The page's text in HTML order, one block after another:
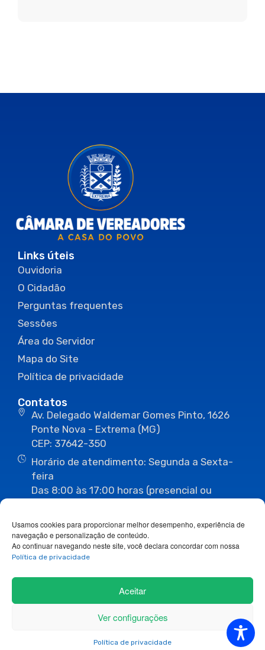
Usamos cookies para proporcionar melhor desempenho, experiência de
navegação e personalização de conteúdo.
Ao continuar navegando neste site, você declara concordar com nossa
Política de privacidade
Aceitar
Ver configurações
Política de privacidade
Links úteis
Ouvidoria
O Cidadão
Perguntas frequentes
Sessões
Área do Servidor
Mapa do Site
Política de privacidade
Contatos
Av. Delegado Waldemar Gomes Pinto, 1626
Ponte Nova - Extrema (MG)
CEP: 37642-350
Horário de atendimento: Segunda a Sexta-
feira
Das 8:00 às 17:00 horas (presencial ou
(35) 3435-1112 (35) 3435-3063
ouvidoria@camaraextrema.mg.gov.br
imprensa@camaraextrema.mg.gov.br
Siga-nos: